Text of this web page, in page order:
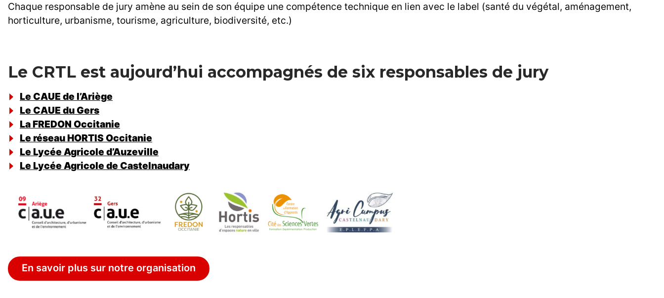
Chaque responsable de jury amène au sein de son équipe une compétence technique en lien avec le label (santé du végétal, aménagement,
horticulture, urbanisme, tourisme, agriculture, biodiversité, etc.)
Le CRTL est aujourd’hui accompagnés de six responsables de jury
Le CAUE de l’Ariège
Le CAUE du Gers
La FREDON Occitanie
Le réseau HORTIS Occitanie
Le Lycée Agricole d’Auzeville
Le Lycée Agricole de Castelnaudary
En savoir plus sur notre organisation